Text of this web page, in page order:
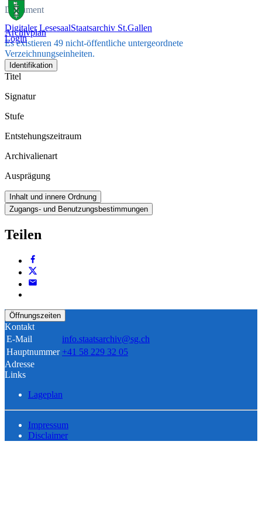
Digitaler LesesaalStaatsarchiv St.Gallen
Login
Dokument
Archivplan
Es existieren 49 nicht-öffentliche untergeordnete
Verzeichnungseinheiten.
Identifikation
Titel
Signatur
Stufe
Entstehungszeitraum
Archivalienart
Ausprägung
Inhalt und innere Ordnung
Zugangs- und Benutzungsbestimmungen
Teilen
Öffnungszeiten
Kontakt
E-Mail
info.staatsarchiv@sg.ch
Hauptnummer +41 58 229 32 05
Adresse
Links
Lageplan
Impressum
Disclaimer